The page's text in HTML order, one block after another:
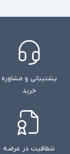
پشتیبانی و مشاوره
خرید
شفافیت در عرضه